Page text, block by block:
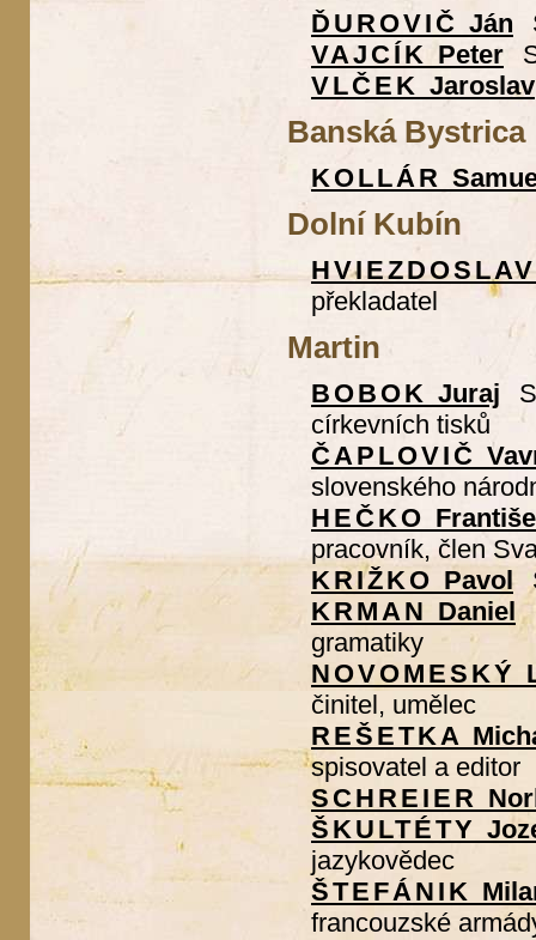
ĎUROVIČ Ján
VAJCÍK Peter
VLČEK Jaroslav
Banská Bystrica
KOLLÁR
Dolní Kubín
překladatel
Martin
BOBOK Juraj
církevních tisků
ČAPLOVIČ
slovenského
HEČKO
pracovník, člen
KRIŽKO Pavol
KRMAN Daniel
gramatiky
NOVOMESKÝ
činitel, umělec
REŠETKA
spisovatel a editor
SCHREIER
ŠKULTÉTY
jazykovědec
ŠTEFÁNIK
francouzské